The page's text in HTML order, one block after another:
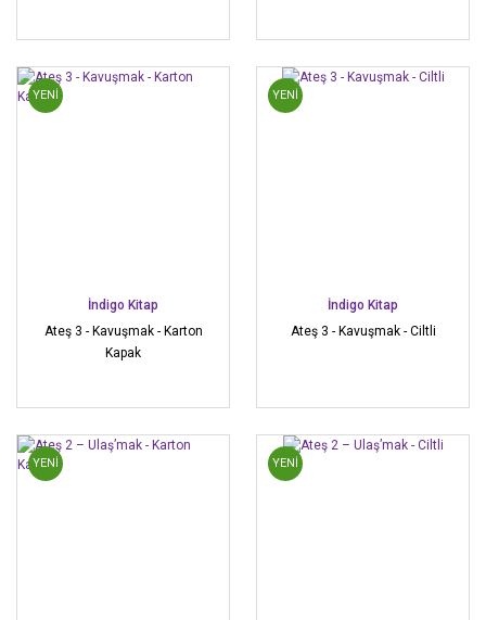
YENİ
İndigo Kitap
Ateş 3 - Kavuşmak - Karton
Kapak
YENİ
İndigo Kitap
Ateş 3 - Kavuşmak - Ciltli
YENİ YENİ